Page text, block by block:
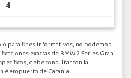
4
para fines informativos, no podemos
exactas de BMW 2 Series Gran
debe consultar con la
Aeropuerto de Catania.